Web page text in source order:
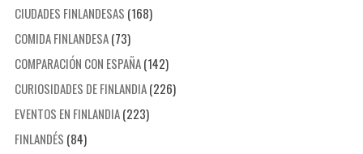
CIUDADES FINLANDESAS (168)
COMIDA FINLANDESA(73)
COMPARACIÓN CON ESPAÑA(142)
CURIOSIDADES DE FINLANDIA(226)
EVENTOS EN FINLANDIA(223)
FINLANDÉS (84)